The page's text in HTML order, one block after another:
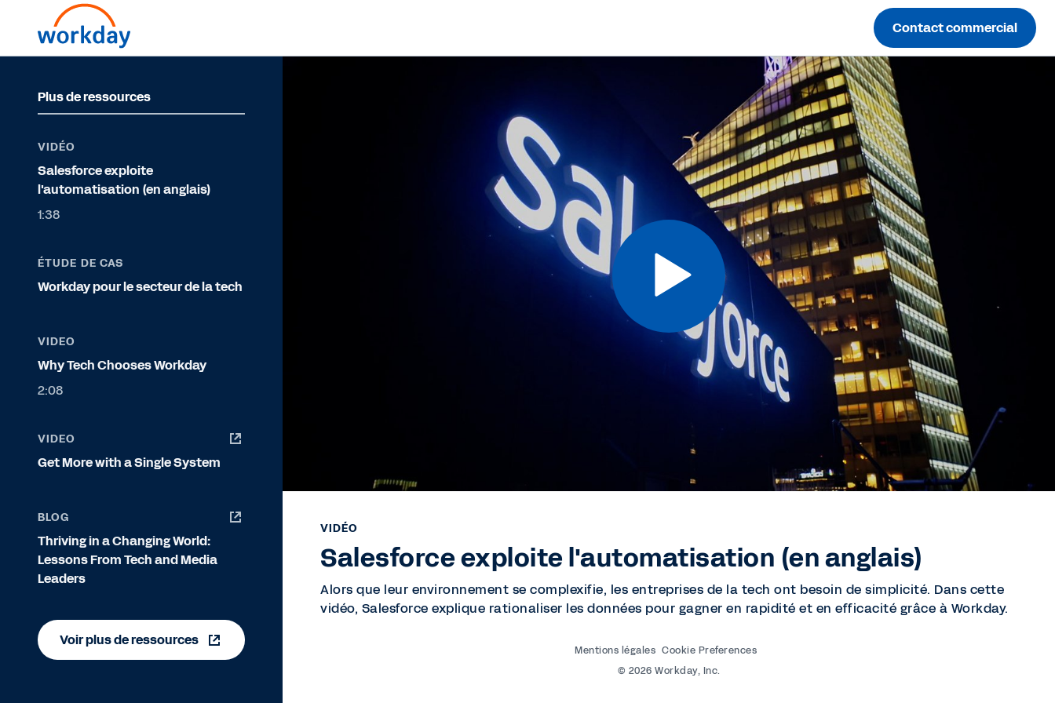
Contact commercial
VIDÉO
Salesforce exploite l'automatisation (en anglais)
Alors que leur environnement se complexifie, les entreprises de la tech ont besoin de simplicité. Dans cette
vidéo, Salesforce explique rationaliser les données pour gagner en rapidité et en efficacité grâce à Workday.
Mentions légales Cookie Preferences
© 2026 Workday, Inc.
Plus de ressources
VIDÉO
Salesforce exploite
l'automatisation (en anglais)
1:38
ÉTUDE DE CAS
Workday pour le secteur de la tech
VIDEO
Why Tech Chooses Workday
2:08
VIDEO
Get More with a Single System
BLOG
Thriving in a Changing World:
Lessons From Tech and Media
Leaders
Voir plus de ressources